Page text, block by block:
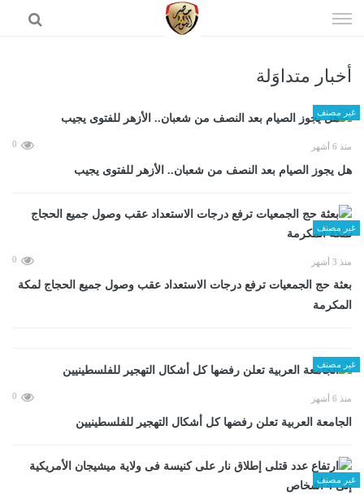
الى
أخبار متداوَلة
غير مصنف
منذ 6 أشهر 0
هل يجوز الصيام بعد النصف من شعبان.. الأزهر للفتوى يجيب
غير مصنف
منذ 3 أشهر 0
بعثة حج الجمعيات ترفع درجات الاستعداد عقب وصول جميع الحجاج لمكة
المكرمة
غير مصنف
منذ 6 أشهر 0
الجامعة العربية تعلن رفضها كل أشكال التهجير للفلسطينيين
غير مصنف